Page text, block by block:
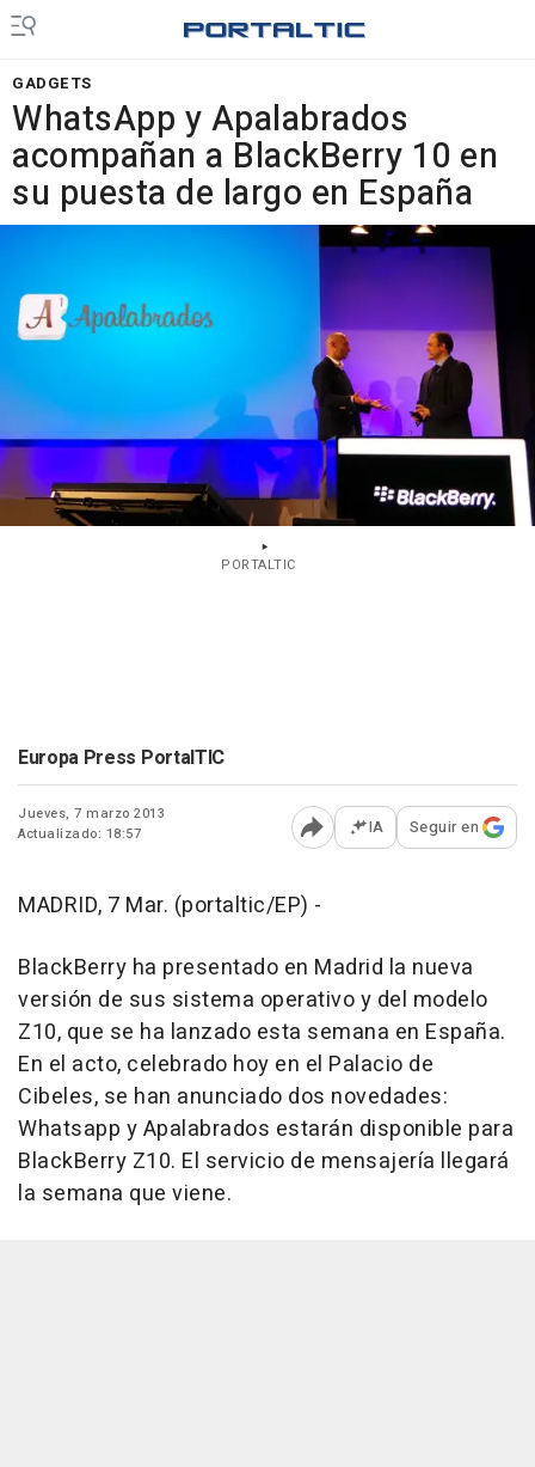
GADGETS
WhatsApp y Apalabrados
acompañan a BlackBerry 10 en
su puesta de largo en España
PORTALTIC
Europa Press PortalTIC
Jueves, 7 marzo 2013
Actualizado: 18:57
Abrir opciones para
IA Seguir en
MADRID, 7 Mar. (portaltic/EP) -
BlackBerry ha presentado en Madrid la nueva
versión de sus sistema operativo y del modelo
Z10, que se ha lanzado esta semana en España.
En el acto, celebrado hoy en el Palacio de
Cibeles, se han anunciado dos novedades:
Whatsapp y Apalabrados estarán disponible para
BlackBerry Z10. El servicio de mensajería llegará
la semana que viene.